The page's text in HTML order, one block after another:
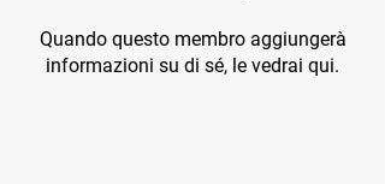
Quando questo membro aggiungerà
informazioni su di sé, le vedrai qui.